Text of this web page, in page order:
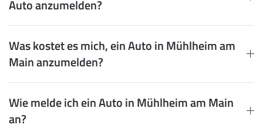
Auto anzumelden?
Was kostet es mich, ein Auto in Mühlheim am
Main anzumelden?
Wie melde ich ein Auto in Mühlheim am Main
an?